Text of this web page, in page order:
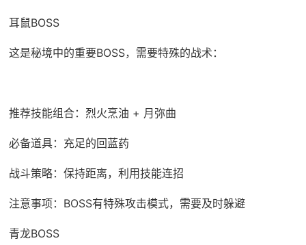
耳鼠BOSS
这是秘境中的重要BOSS，需要特殊的战术：
推荐技能组合：烈火烹油 + 月弥曲
必备道具：充足的回蓝药
战斗策略：保持距离，利用技能连招
注意事项：BOSS有特殊攻击模式，需要及时躲避
青龙BOSS